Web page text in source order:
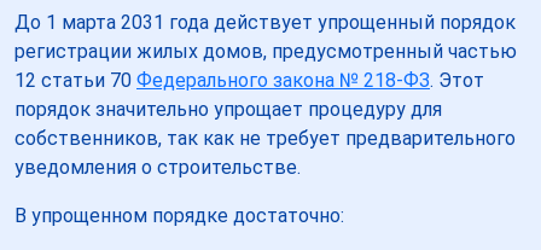
До 1 марта 2031 года действует упрощенный порядок
регистрации жилых домов, предусмотренный частью
12 статьи 70 Федерального закона № 218-ФЗ. Этот
порядок значительно упрощает процедуру для
собственников, так как не требует предварительного
уведомления о строительстве.
В упрощенном порядке достаточно: